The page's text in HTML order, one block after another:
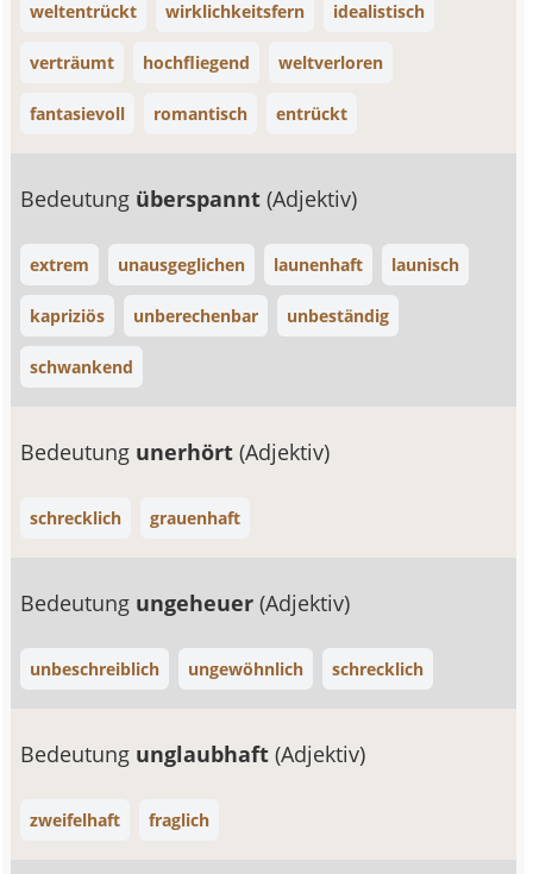
weltentrückt wirklichkeitsfern idealistisch
verträumt hochfliegend weltverloren
fantasievoll romantisch entrückt
Bedeutung überspannt(Adjektiv)
extrem unausgeglichen launenhaft launisch
kapriziös unberechenbar unbeständig
schwankend
Bedeutung unerhört(Adjektiv)
schrecklich grauenhaft
Bedeutung ungeheuer(Adjektiv)
unbeschreiblich ungewöhnlich schrecklich
Bedeutung unglaubhaft(Adjektiv)
zweifelhaft fraglich